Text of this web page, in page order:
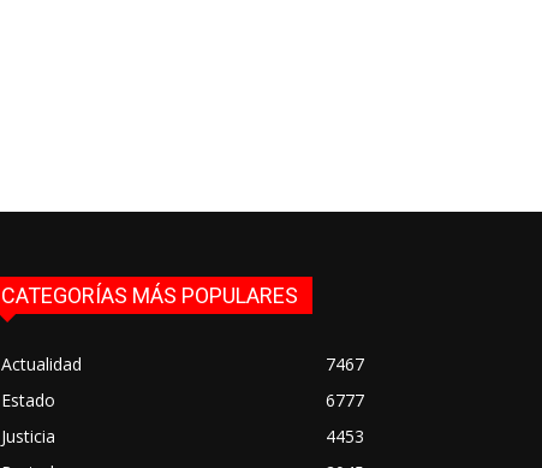
CATEGORÍAS MÁS POPULARES
Actualidad
7467
Estado
6777
Justicia
4453